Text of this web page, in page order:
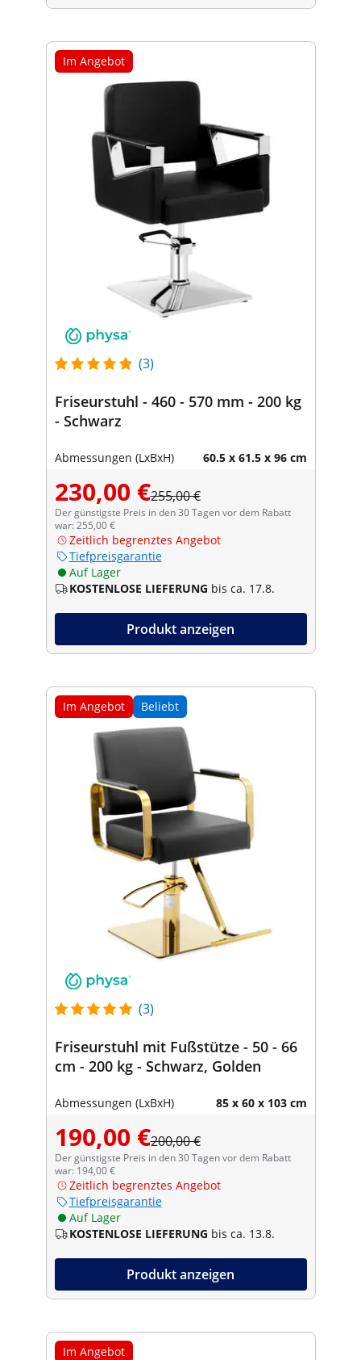
Im Angebot
(3)
Friseurstuhl - 460 - 570 mm - 200 kg
- Schwarz
Abmessungen (LxBxH) 60.5 x 61.5 x 96 cm
230,00 €255,00 €
Der günstigste Preis in den 30 Tagen vor dem Rabatt
war: 255,00 €
Zeitlich begrenztes Angebot
Tiefpreisgarantie
Auf Lager
KOSTENLOSE LIEFERUNG bis ca. 17.8.
Produkt anzeigen
Im Angebot Beliebt
(3)
Friseurstuhl mit Fußstütze - 50 - 66
cm - 200 kg - Schwarz, Golden
Abmessungen (LxBxH) 85 x 60 x 103 cm
190,00 €200,00 €
Der günstigste Preis in den 30 Tagen vor dem Rabatt
war: 194,00 €
Zeitlich begrenztes Angebot
Tiefpreisgarantie
Auf Lager
KOSTENLOSE LIEFERUNG bis ca. 13.8.
Produkt anzeigen
Im Angebot